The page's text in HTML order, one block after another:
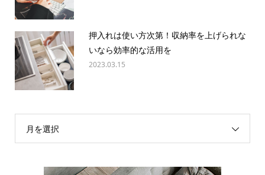
押入れは使い方次第！収納率を上げられな
いなら効率的な活用を
2023.03.15
月を選択